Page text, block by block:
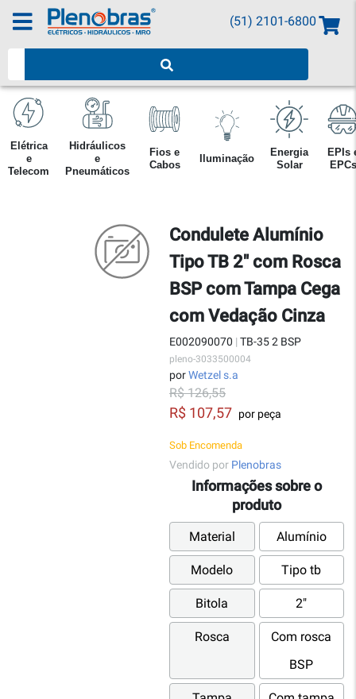
(51) 2101-6800
Elétrica
e
Telecom
Hidráulicos
e
Pneumáticos
Fios e
Cabos
Iluminação
Energia
Solar
EPIs
EPCs
Condulete Alumínio
Tipo TB 2" com Rosca
BSP com Tampa Cega
com Vedação Cinza
E002090070 | TB-35 2 BSP
pleno-3033500004
porWetzel s.a
R$ 126,55
R$ 107,57 por peça
Sob Encomenda
Vendido por Plenobras
Informações sobre o
produto
Material Alumínio
Modelo Tipo tb
Bitola 2"
Rosca
Com rosca
BSP